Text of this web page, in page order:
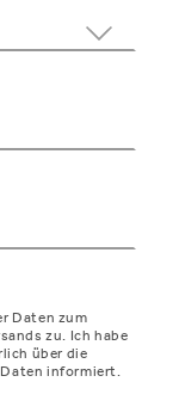
Daten zum
zu. Ich habe
über die
informiert.